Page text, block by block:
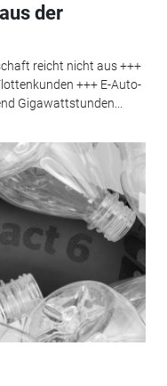
der
reicht nicht aus +++
+++ E-Auto-
Gigawattstunden...